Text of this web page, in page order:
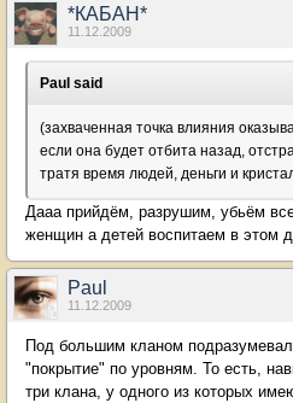
*КАБАН*
11.12.2009
Paul said
(захваченная точка влияния
если она будет отбита назад,
тратя время людей, деньги и
Дааа прийдём, разрушим, убьём
женщин а детей воспитаем в этом
Paul
11.12.2009
Под большим кланом
"покрытие" по уровням. То есть,
три клана, у одного из которых